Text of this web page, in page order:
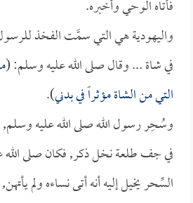
فأتاه الوحي وأخبره.
واليهودية هي التي سمَّت الفخذ
في شاة ... وقال صلى الله عليه وسلم: (
التي من الشاة مؤثراً في بدني).
وسُحِر رسول الله صلى الله عليه
في جف طلعة نخل ذكر, فكان صلى
السِّحر يخيل إليه أنه أتى نساءه ولم